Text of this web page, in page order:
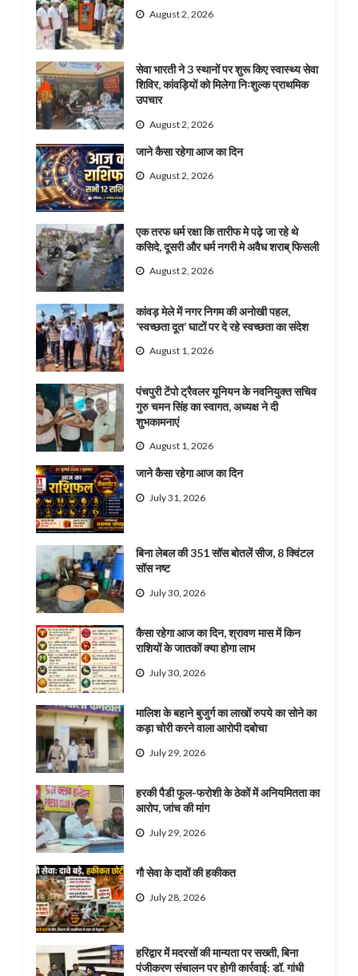
August 2, 2026
सेवा भारती ने 3 स्थानों पर शुरू किए स्वास्थ्य सेवा
शिविर, कांवड़ियों को मिलेगा निःशुल्क प्राथमिक
उपचार
August 2, 2026
जाने कैसा रहेगा आज का दिन
August 2, 2026
एक तरफ धर्म रक्षा कि तारीफ मे पढ़े जा रहे थे
कसिदे, दूसरी और धर्म नगरी मे अवैध शराब् फिसली
August 2, 2026
कांवड़ मेले में नगर निगम की अनोखी पहल,
‘स्वच्छता दूत’ घाटों पर दे रहे स्वच्छता का संदेश
August 1, 2026
पंचपुरी टेंपो ट्रैवलर यूनियन के नवनियुक्त सचिव
गुरु चमन सिंह का स्वागत, अध्यक्ष ने दी
शुभकामनाएं
August 1, 2026
जाने कैसा रहेगा आज का दिन
July 31, 2026
बिना लेबल की 351 सॉस बोतलें सीज, 8 क्विंटल
सॉस नष्ट
July 30, 2026
कैसा रहेगा आज का दिन, श्रावण मास में किन
राशियों के जातकों क्या होगा लाभ
July 30, 2026
मालिश के बहाने बुजुर्ग का लाखों रुपये का सोने का
कड़ा चोरी करने वाला आरोपी दबोचा
July 29, 2026
हरकी पैडी फूल-फरोशी के ठेकों में अनियमितता का
आरोप, जांच की मांग
July 29, 2026
गौ सेवा के दावों की हकीकत
July 28, 2026
हरिद्वार में मदरसों की मान्यता पर सख्ती, बिना
पंजीकरण संचालन पर होगी कार्रवाई: डॉ. गांधी